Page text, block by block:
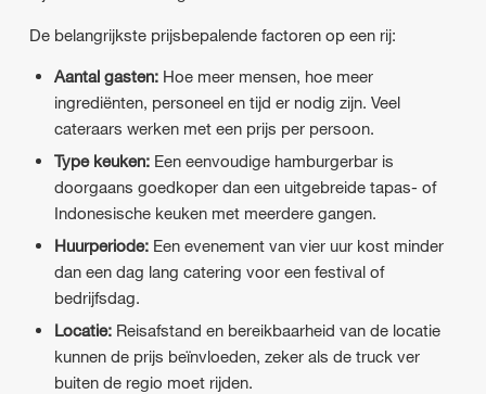
De belangrijkste prijsbepalende factoren op een rij:
Aantal gasten:Hoe meer mensen, hoe meer
ingrediënten, personeel en tijd er nodig zijn. Veel
cateraars werken met een prijs per persoon.
Type keuken:Een eenvoudige hamburgerbar is
doorgaans goedkoper dan een uitgebreide tapas- of
Indonesische keuken met meerdere gangen.
Huurperiode:Een evenement van vier uur kost minder
dan een dag lang catering voor een festival of
bedrijfsdag.
Locatie:Reisafstand en bereikbaarheid van de locatie
kunnen de prijs beïnvloeden, zeker als de truck ver
buiten de regio moet rijden.